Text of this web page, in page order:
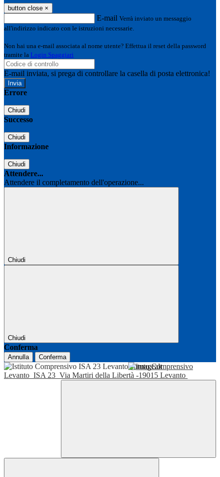
button close ×
E-mail Verrà inviato un messaggio
all'indirizzo indicato con le istruzioni necessarie.
Non hai una e-mail associata al nome utente? Effettua il reset della password
tramite la Login Spaggiari
E-mail inviata, si prega di controllare la casella di posta elettronica!
Errore
Chiudi
Successo
Chiudi
Informazione
Chiudi
Attendere...
Attendere il completamento dell'operazione...
Chiudi
Chiudi
Conferma
Annulla Conferma
Istituto Comprensivo
Levanto ISA 23 Via Martiri della Libertà -19015 Levanto